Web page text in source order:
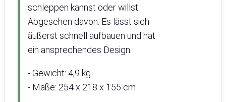
schleppen kannst oder willst.
Abgesehen davon: Es lässt sich
äußerst schnell aufbauen und hat
ein ansprechendes Design.
- Gewicht: 4,9 kg
- Maße: 254 x 218 x 155 cm